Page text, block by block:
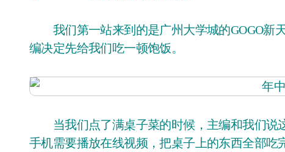
我们第一站来到的是广州大学城的GOGO新天地，由于到达的时候恰好的午饭时间，因此主
编决定先给我们吃一顿饱饭。
当我们点了满桌子菜的时候，主编和我们说
手机需要播放在线视频，把桌子上的东西全部